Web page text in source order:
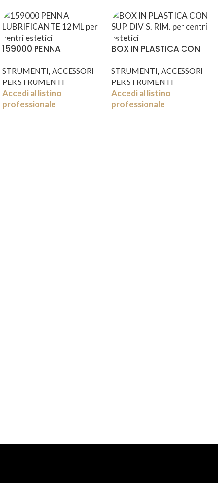
159000 PENNA
STRUMENTI, ACCESSORI
PER STRUMENTI
Accedi al listino
professionale
BOX IN PLASTICA CON
STRUMENTI, ACCESSORI
PER STRUMENTI
Accedi al listino
professionale